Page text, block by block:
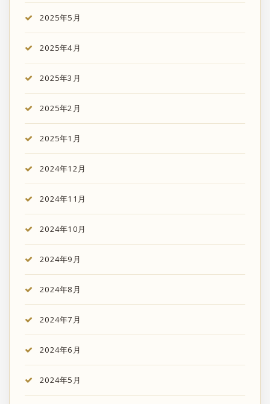
2025年5月
2025年4月
2025年3月
2025年2月
2025年1月
2024年12月
2024年11月
2024年10月
2024年9月
2024年8月
2024年7月
2024年6月
2024年5月